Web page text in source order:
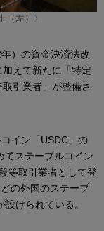
（左）〉
）の資金決済法改
えて新たに「特定
引業者」が整備さ
イン「USDC」の
てステーブルコイン
等取引業者として登
の外国のステーブ
けられている。